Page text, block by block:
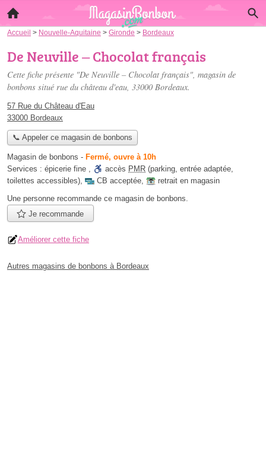
Accueil > Nouvelle-Aquitaine > Gironde > Bordeaux
De Neuville – Chocolat français
Cette fiche présente "De Neuville – Chocolat français", magasin de
bonbons situé rue du château d'eau, 33000 Bordeaux.
57 Rue du Château d'Eau
33000 Bordeaux
📞 Appeler ce magasin de bonbons
Magasin de bonbons - Fermé, ouvre à 10h
Services : épicerie fine , accès PMR (parking, entrée adaptée,
toilettes accessibles), CB acceptée,
retrait en magasin
Une personne recommande ce magasin de bonbons.
Je recommande
Améliorer cette fiche
Autres magasins de bonbons à Bordeaux